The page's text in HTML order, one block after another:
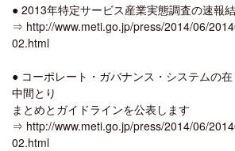
● 2013年特定サービス産業実態調査の速報
⇒ http://www.meti.go.jp/press/2014/06/
02.html
● コーポレート・ガバナンス・システムの
中間とり
まとめとガイドラインを公表します
⇒ http://www.meti.go.jp/press/2014/06/
02.html